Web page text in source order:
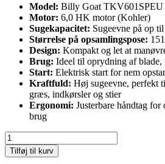
Model: Billy Goat TKV601SPEU
Motor: 6,0 HK motor (Kohler)
Sugekapacitet: Sugeevne på op
Størrelse på opsamlingspose:
Design: Kompakt og let at
Brug: Ideel til oprydning af blade,
Start: Elektrisk start for nem
Kraftfuld: Høj sugeevne, perfekt
græs, indkørsler og stier
Ergonomi: Justerbare håndtag
brug
Billy
goat
løvsuger
Tilføj til kurv